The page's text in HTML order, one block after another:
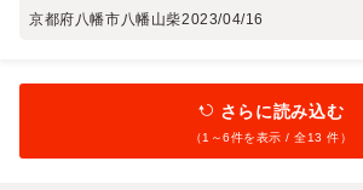
京都府八幡市八幡山柴2023/04/16
さらに読み込む
（1～6 件を表示 / 全13 件）